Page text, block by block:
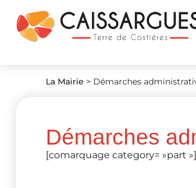
La Mairie > Démarches
Démarches
[comarquage category= »part »]